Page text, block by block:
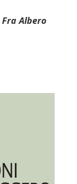
Fra Albero